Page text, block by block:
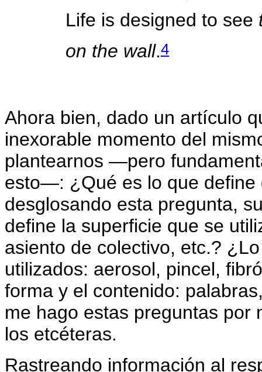
Life is designed to see
on the wall.4
Ahora bien, dado un artículo
inexorable momento del
plantearnos —pero
esto—: ¿Qué es lo que define
desglosando esta pregunta,
define la superficie que se
asiento de colectivo, etc.?
utilizados: aerosol, pincel,
forma y el contenido:
me hago estas preguntas por
los etcéteras.
Rastreando información al